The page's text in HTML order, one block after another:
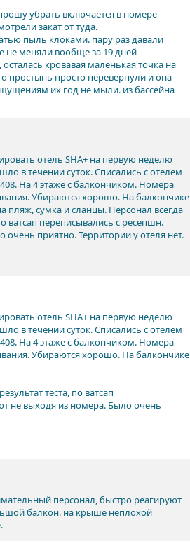
убрать включается в номере
закат от туда.
пыль клоками. пару раз давали
не меняли вообще за 19 дней
кровавая маленькая точка на
простынь просто перевернули и она
их год не мыли. из бассейна
отель SHA+ на первую неделю
в течении суток. Списались с отелем
На 4 этаже с балкончиком. Номера
Убираются хорошо. На балкончике
пляж, сумка и сланцы. Персонал всегда
ватсап переписывались с ресепшн.
приятно. Территории у отеля нет.
отель SHA+ на первую неделю
в течении суток. Списались с отелем
На 4 этаже с балкончиком. Номера
Убираются хорошо. На балкончике
теста, по ватсап
не выходя из номера. Было очень
персонал, быстро реагируют
балкон. на крыше неплохой